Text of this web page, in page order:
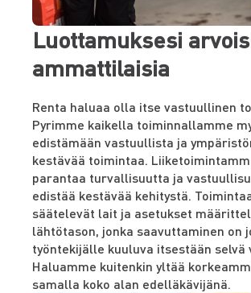
Luottamuksesi
ammattilaisia
Renta haluaa olla itse vastuullinen
Pyrimme kaikella toiminnallamme
edistämään vastuullista ja
kestävää toimintaa.
parantaa turvallisuutta ja
edistää kestävää kehitystä.
säätelevät lait ja asetukset
lähtötason, jonka saavuttaminen on
työntekijälle kuuluva itsestään selvä
Haluamme kuitenkin yltää
samalla koko alan edelläkävijänä.